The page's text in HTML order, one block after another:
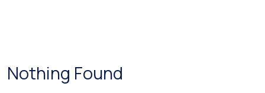
Nothing Found